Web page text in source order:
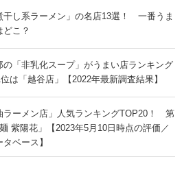
干し系ラーメン」の名店13選！ 一番うま
どこ？
の「非乳化スープ」がうまい店ランキング
は「越谷店」【2022年最新調査結果】
ラーメン店」人気ランキングTOP20！ 第
紫陽花」【2023年5月10日時点の評価／
ベース】